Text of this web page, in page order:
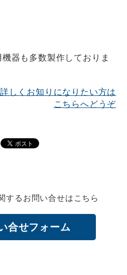
器も多数製作しておりま
しくお知りになりたい方は
こちらへどうぞ
するお問い合せはこちら
合せフォーム